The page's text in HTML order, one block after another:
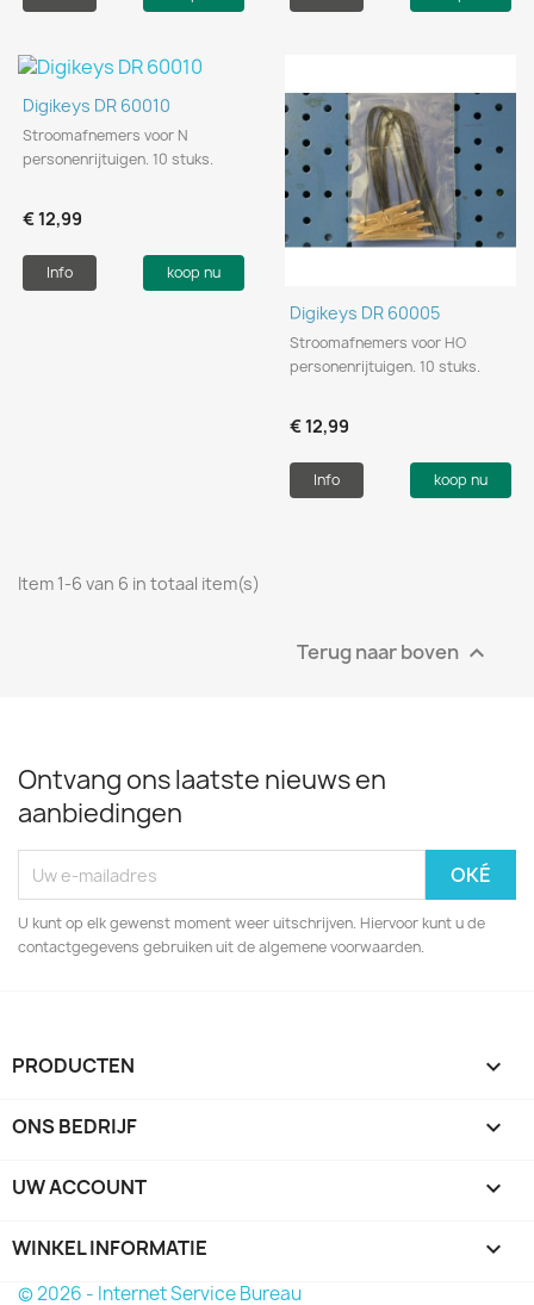
Digikeys DR 60010
Stroomafnemers voor N
personenrijtuigen. 10 stuks.
€ 12,99
Info koop nu
Digikeys DR 60005
Stroomafnemers voor HO
personenrijtuigen. 10 stuks.
€ 12,99
Info koop nu
Item 1-6 van 6 in totaal item(s)
Terug naar boven 
Ontvang ons laatste nieuws en
aanbiedingen
U kunt op elk gewenst moment weer uitschrijven. Hiervoor kunt u de
contactgegevens gebruiken uit de algemene voorwaarden.
PRODUCTEN 
ONS BEDRIJF 
UW ACCOUNT 
WINKEL INFORMATIE keyboard_arrow_down
© 2026 - Internet Service Bureau